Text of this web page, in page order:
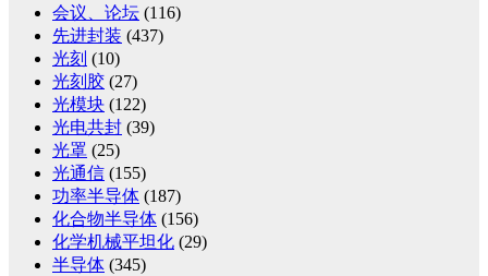
会议、论坛 (116)
先进封装 (437)
光刻 (10)
光刻胶 (27)
光模块 (122)
光电共封 (39)
光罩 (25)
光通信 (155)
功率半导体 (187)
化合物半导体 (156)
化学机械平坦化 (29)
半导体 (345)